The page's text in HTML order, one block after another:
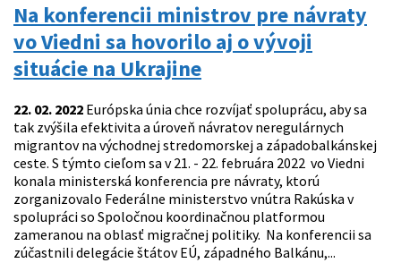
Na konferencii ministrov pre návraty
vo Viedni sa hovorilo aj o vývoji
situácie na Ukrajine
22. 02. 2022 Európska únia chce rozvíjať spoluprácu, aby sa
tak zvýšila efektivita a úroveň návratov neregulárnych
migrantov na východnej stredomorskej a západobalkánskej
ceste. S týmto cieľom sa v 21. - 22. februára 2022 vo Viedni
konala ministerská konferencia pre návraty, ktorú
zorganizovalo Federálne ministerstvo vnútra Rakúska v
spolupráci so Spoločnou koordinačnou platformou
zameranou na oblasť migračnej politiky. Na konferencii sa
zúčastnili delegácie štátov EÚ, západného Balkánu,...